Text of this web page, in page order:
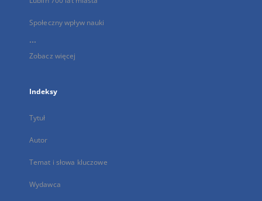
Społeczny wpływ nauki
...
Zobacz więcej
Indeksy
Tytuł
Autor
Temat i słowa kluczowe
Wydawca